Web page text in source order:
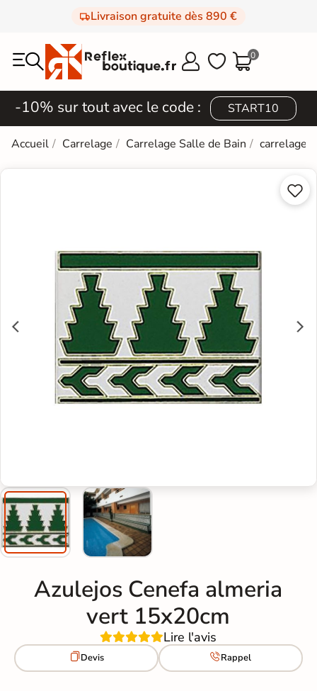
Livraison gratuite dès 890 €
  0
-10% sur tout avec le code : START10
Accueil Carrelage Carrelage Salle de Bain carrelage


Azulejos Cenefa almeria
vert 15x20cm
Lire l'avis
Devis Rappel